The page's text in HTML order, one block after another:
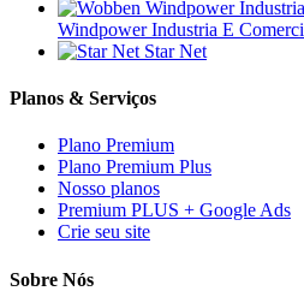
Windpower Industria E
Star Net
Planos & Serviços
Plano Premium
Plano Premium Plus
Nosso planos
Premium PLUS + Google Ads
Crie seu site
Sobre Nós